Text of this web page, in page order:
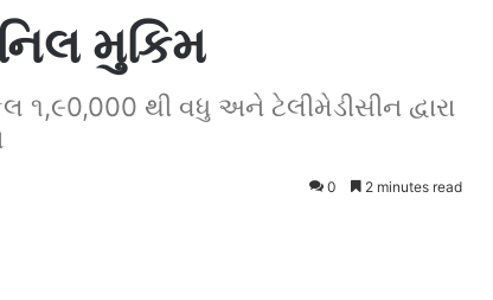
મુકિમ
થી વધુ અને ટેલીમેડીસીન દ્વારા
0 2 minutes read